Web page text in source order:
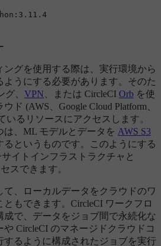
ングを使用する際は、実行環境から
ようにする必要があります。そのた
、 VPN 、または CircleCI Orb を使
ド (AWS、Google Cloud Platform、
いるリソースにアクセスします。
は、ML モデルとデータを AWS S3
るというものです。このようにする
イトインフラストラクチャと
スできます。
て、ローカルデータをクラウドのワ
もできます。CircleCI ワークフロ
成で、データをジョブ間で永続化な
CircleCI のマネージドクラウドコ
するように構成されたジョブを実行